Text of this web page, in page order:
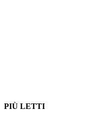
PIÙ LETTI